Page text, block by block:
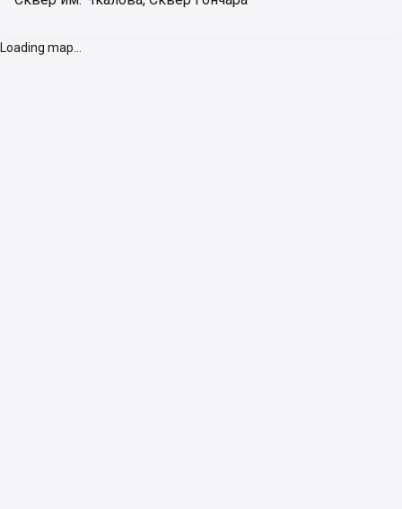
Loading map...